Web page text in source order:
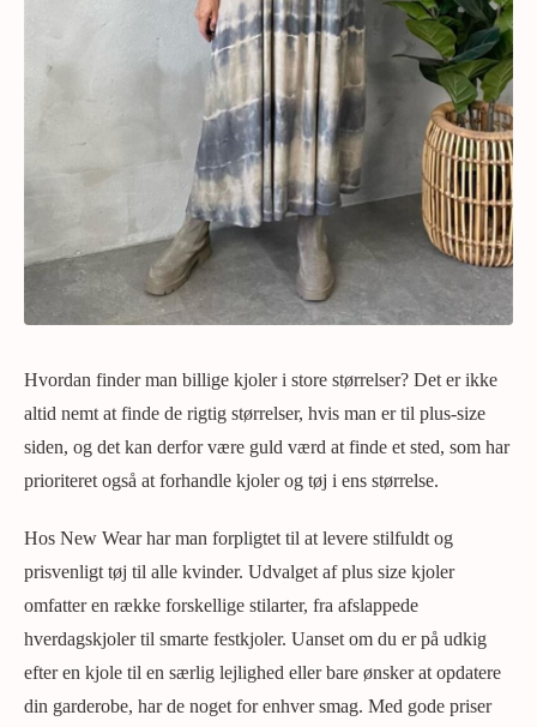
Hvordan finder man billige kjoler i store størrelser? Det er ikke
altid nemt at finde de rigtig størrelser, hvis man er til plus-size
siden, og det kan derfor være guld værd at finde et sted, som har
prioriteret også at forhandle kjoler og tøj i ens størrelse.
Hos New Wear har man forpligtet til at levere stilfuldt og
prisvenligt tøj til alle kvinder. Udvalget af plus size kjoler
omfatter en række forskellige stilarter, fra afslappede
hverdagskjoler til smarte festkjoler. Uanset om du er på udkig
efter en kjole til en særlig lejlighed eller bare ønsker at opdatere
din garderobe, har de noget for enhver smag. Med gode priser